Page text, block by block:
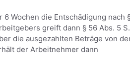
Wochen die Entschädigung nach
greift dann § 56 Abs. 5
die ausgezahlten Beträge von
der Arbeitnehmer dann